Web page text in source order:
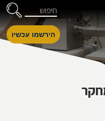
חיפוש
הירשמו עכשיו